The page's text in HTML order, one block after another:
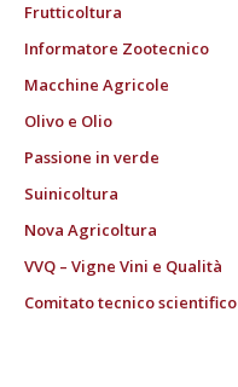
Frutticoltura
Informatore Zootecnico
Macchine Agricole
Olivo e Olio
Passione in verde
Suinicoltura
Nova Agricoltura
VVQ – Vigne Vini e Qualità
Comitato tecnico scientifico